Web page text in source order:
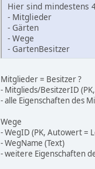
Hier sind mindestens
- Mitglieder
- Gärten
- Wege
- GartenBesitzer
Mitglieder = Besitzer ?
- Mitglieds/BesitzerID
- alle Eigenschaften des
Wege
- WegID (PK, Autowert =
- WegName (Text)
- weitere Eigenschaften